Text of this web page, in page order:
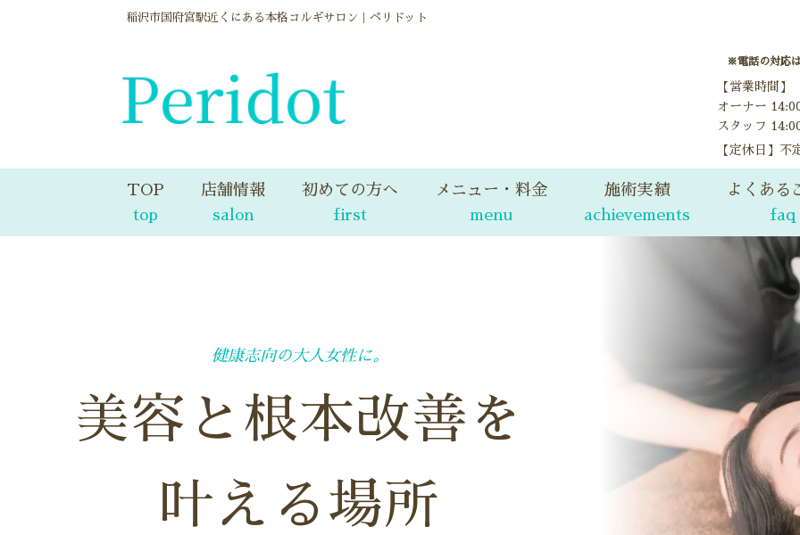
稲沢市国府宮駅近くにある本格コルギサロン｜ペリドット
※電話の対応
【営業時間】
オーナー
スタッフ
【定休日】不
TOP
top
店舗情報
salon
初めての方へ
first
メニュー・料金
menu
女性のお悩みケア
femcare
施術実績
achievements
よくある
faq
健康志向の大人 女性に。
美容 と 根本改善 を
叶え る 場所